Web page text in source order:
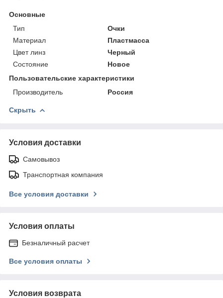
Основные
Тип
Очки
Материал
Пластмасса
Цвет линз
Черный
Состояние
Новое
Пользовательские характеристики
Производитель
Россия
Скрыть
Условия доставки
Самовывоз
Транспортная компания
Все условия доставки
Условия оплаты
Безналичный расчет
Все условия оплаты
Условия возврата